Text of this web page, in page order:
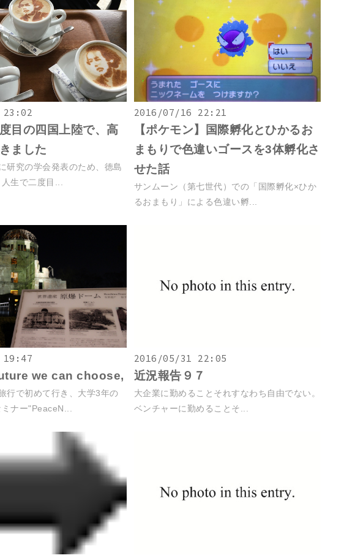
目の四国上陸で、高
ました
研究の学会発表のため、徳島
生で二度目...
2016/07/16 22:21
【ポケモン】国際孵化とひかるお
まもりで色違いゴースを3体孵化さ
せた話
サンムーン（第七世代）での「国際孵化×ひか
るおまもり」による色違い孵...
we can choose,
行で初めて行き、大学3年の
ナー"PeaceN...
2016/05/31 22:05
近況報告９７
大企業に勤めることそれすなわち自由でない。
ベンチャーに勤めることそ...